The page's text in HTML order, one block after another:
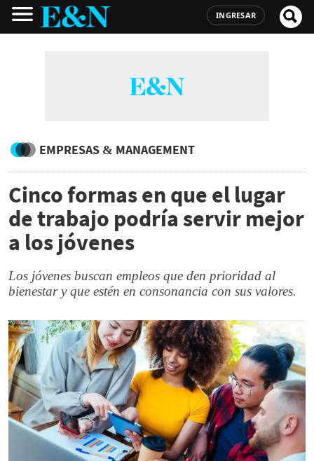
INGRESAR
EMPRESAS & MANAGEMENT
Cinco formas en que el lugar
de trabajo podría servir mejor
a los jóvenes
Los jóvenes buscan empleos que den prioridad al
bienestar y que estén en consonancia con sus valores.